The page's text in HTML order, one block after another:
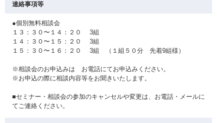
連絡事項等
●個別無料相談会
１３：３０〜１４：２０ 3組
１４：３０〜１５：２０ 3組
１５：３０〜１６：２０ 3組 （１組５０分 先着9組様）
※相談会のお申込みは お電話にてお申込みください。
※お申込の際に相談内容等をお聞きいたします。
■セミナー・相談会の参加のキャンセルや変更は、お電話・メールに
てご連絡ください。